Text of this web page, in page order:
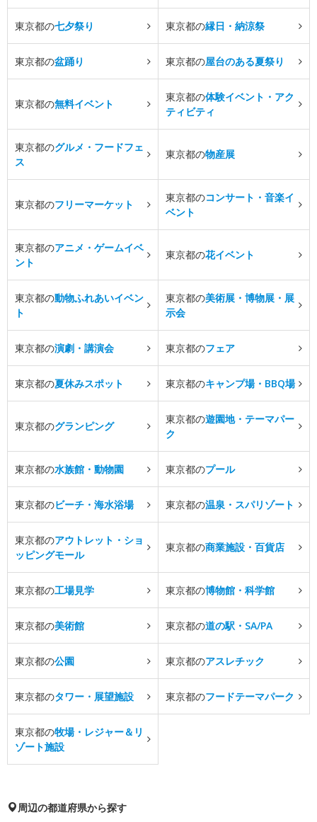
東京都の七夕祭り 東京都の縁日・納涼祭
東京都の盆踊り 東京都の屋台のある夏祭り
東京都の無料イベント
東京都の体験イベント・アク
ティビティ
東京都のグルメ・フードフェ
ス
東京都の物産展
東京都のフリーマーケット
東京都のコンサート・音楽イ
ベント
東京都のアニメ・ゲームイベ
ント
東京都の花イベント
東京都の動物ふれあいイベン
ト
東京都の美術展・博物展・展
示会
東京都の演劇・講演会 東京都のフェア
東京都の夏休みスポット 東京都のキャンプ場・BBQ場
東京都のグランピング
東京都の遊園地・テーマパー
ク
東京都の水族館・動物園 東京都のプール
東京都のビーチ・海水浴場 東京都の温泉・スパリゾート
東京都のアウトレット・ショ
ッピングモール
東京都の商業施設・百貨店
東京都の工場見学 東京都の博物館・科学館
東京都の美術館 東京都の道の駅・SA/PA
東京都の公園 東京都のアスレチック
東京都のタワー・展望施設 東京都のフードテーマパーク
東京都の牧場・レジャー＆リ
ゾート施設
周辺の都道府県から探す